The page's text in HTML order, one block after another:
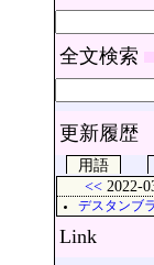
全文検索
更新履歴
用語
<< 2022-
デスタンブ
Link